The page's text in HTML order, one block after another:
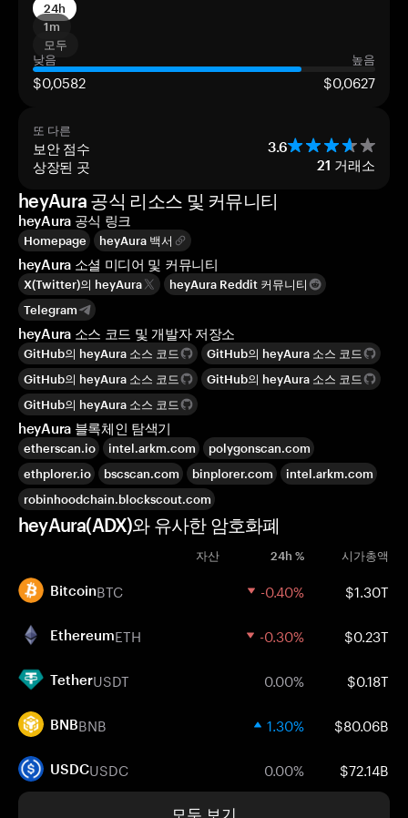
24h
1m
모두
낮음
높음
$0,0582 $0,0627
또 다른
보안 점수 3.6
상장된 곳 21 거래소
heyAura 공식 리소스 및 커뮤니티
heyAura 공식 링크
Homepage heyAura 백서
heyAura 소셜 미디어 및 커뮤니티
X(Twitter)의 heyAura
heyAura Reddit 커뮤니티
Telegram
heyAura 소스 코드 및 개발자 저장소
GitHub의 heyAura 소스 코드
GitHub의 heyAura 소스 코드
GitHub의 heyAura 소스 코드
GitHub의 heyAura 소스 코드
GitHub의 heyAura 소스 코드
heyAura 블록체인 탐색기
etherscan.io intel.arkm.com
polygonscan.com
ethplorer.io
bscscan.com binplorer.com
intel.arkm.com
robinhoodchain.blockscout.com
heyAura(ADX)와 유사한 암호화폐
자산 24h % 시가총액
BitcoinBTC -0.40% $1.30T
EthereumETH -0.30% $0.23T
TetherUSDT 0.00% $0.18T
BNBBNB 1.30% $80.06B
USDCUSDC 0.00% $72.14B
모두 보기